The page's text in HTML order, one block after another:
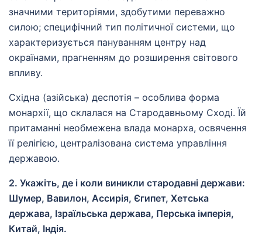
значними територіями, здобутими переважно
силою; специфічний тип політичної системи, що
характеризується пануванням центру над
окраїнами, прагненням до розширення світового
впливу.
Східна (азійська) деспотія – особлива форма
монархії, що склалася на Стародавньому Сході. Їй
притаманні необмежена влада монарха, освячення
її релігією, централізована система управління
державою.
2. Укажіть, де і коли виникли стародавні держави:
Шумер, Вавилон, Ассирія, Єгипет, Хетська
держава, Ізраїльська держава, Перська імперія,
Китай, Індія.